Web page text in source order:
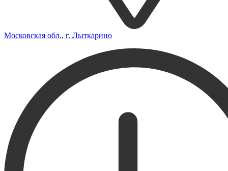
Московская обл., г. Лыткарино